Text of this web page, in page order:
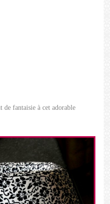
de fantaisie à cet adorable